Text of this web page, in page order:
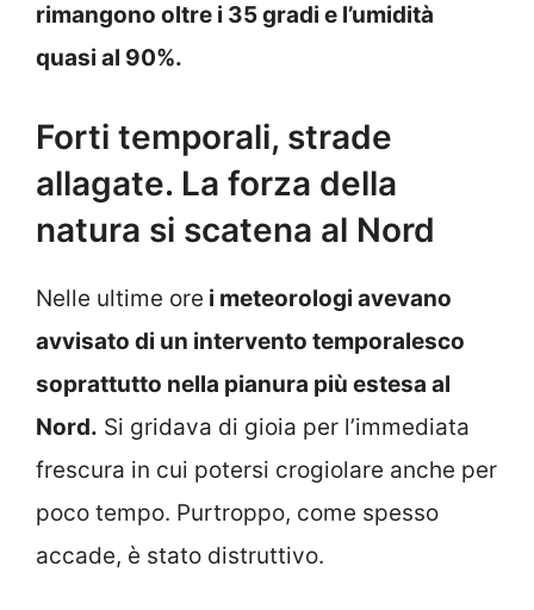
rimangono oltre i 35 gradi e l’umidità
quasi al 90%.
Forti temporali, strade
allagate. La forza della
natura si scatena al Nord
Nelle ultime ore i meteorologi avevano
avvisato di un intervento temporalesco
soprattutto nella pianura più estesa al
Nord. Si gridava di gioia per l’immediata
frescura in cui potersi crogiolare anche per
poco tempo. Purtroppo, come spesso
accade, è stato distruttivo.